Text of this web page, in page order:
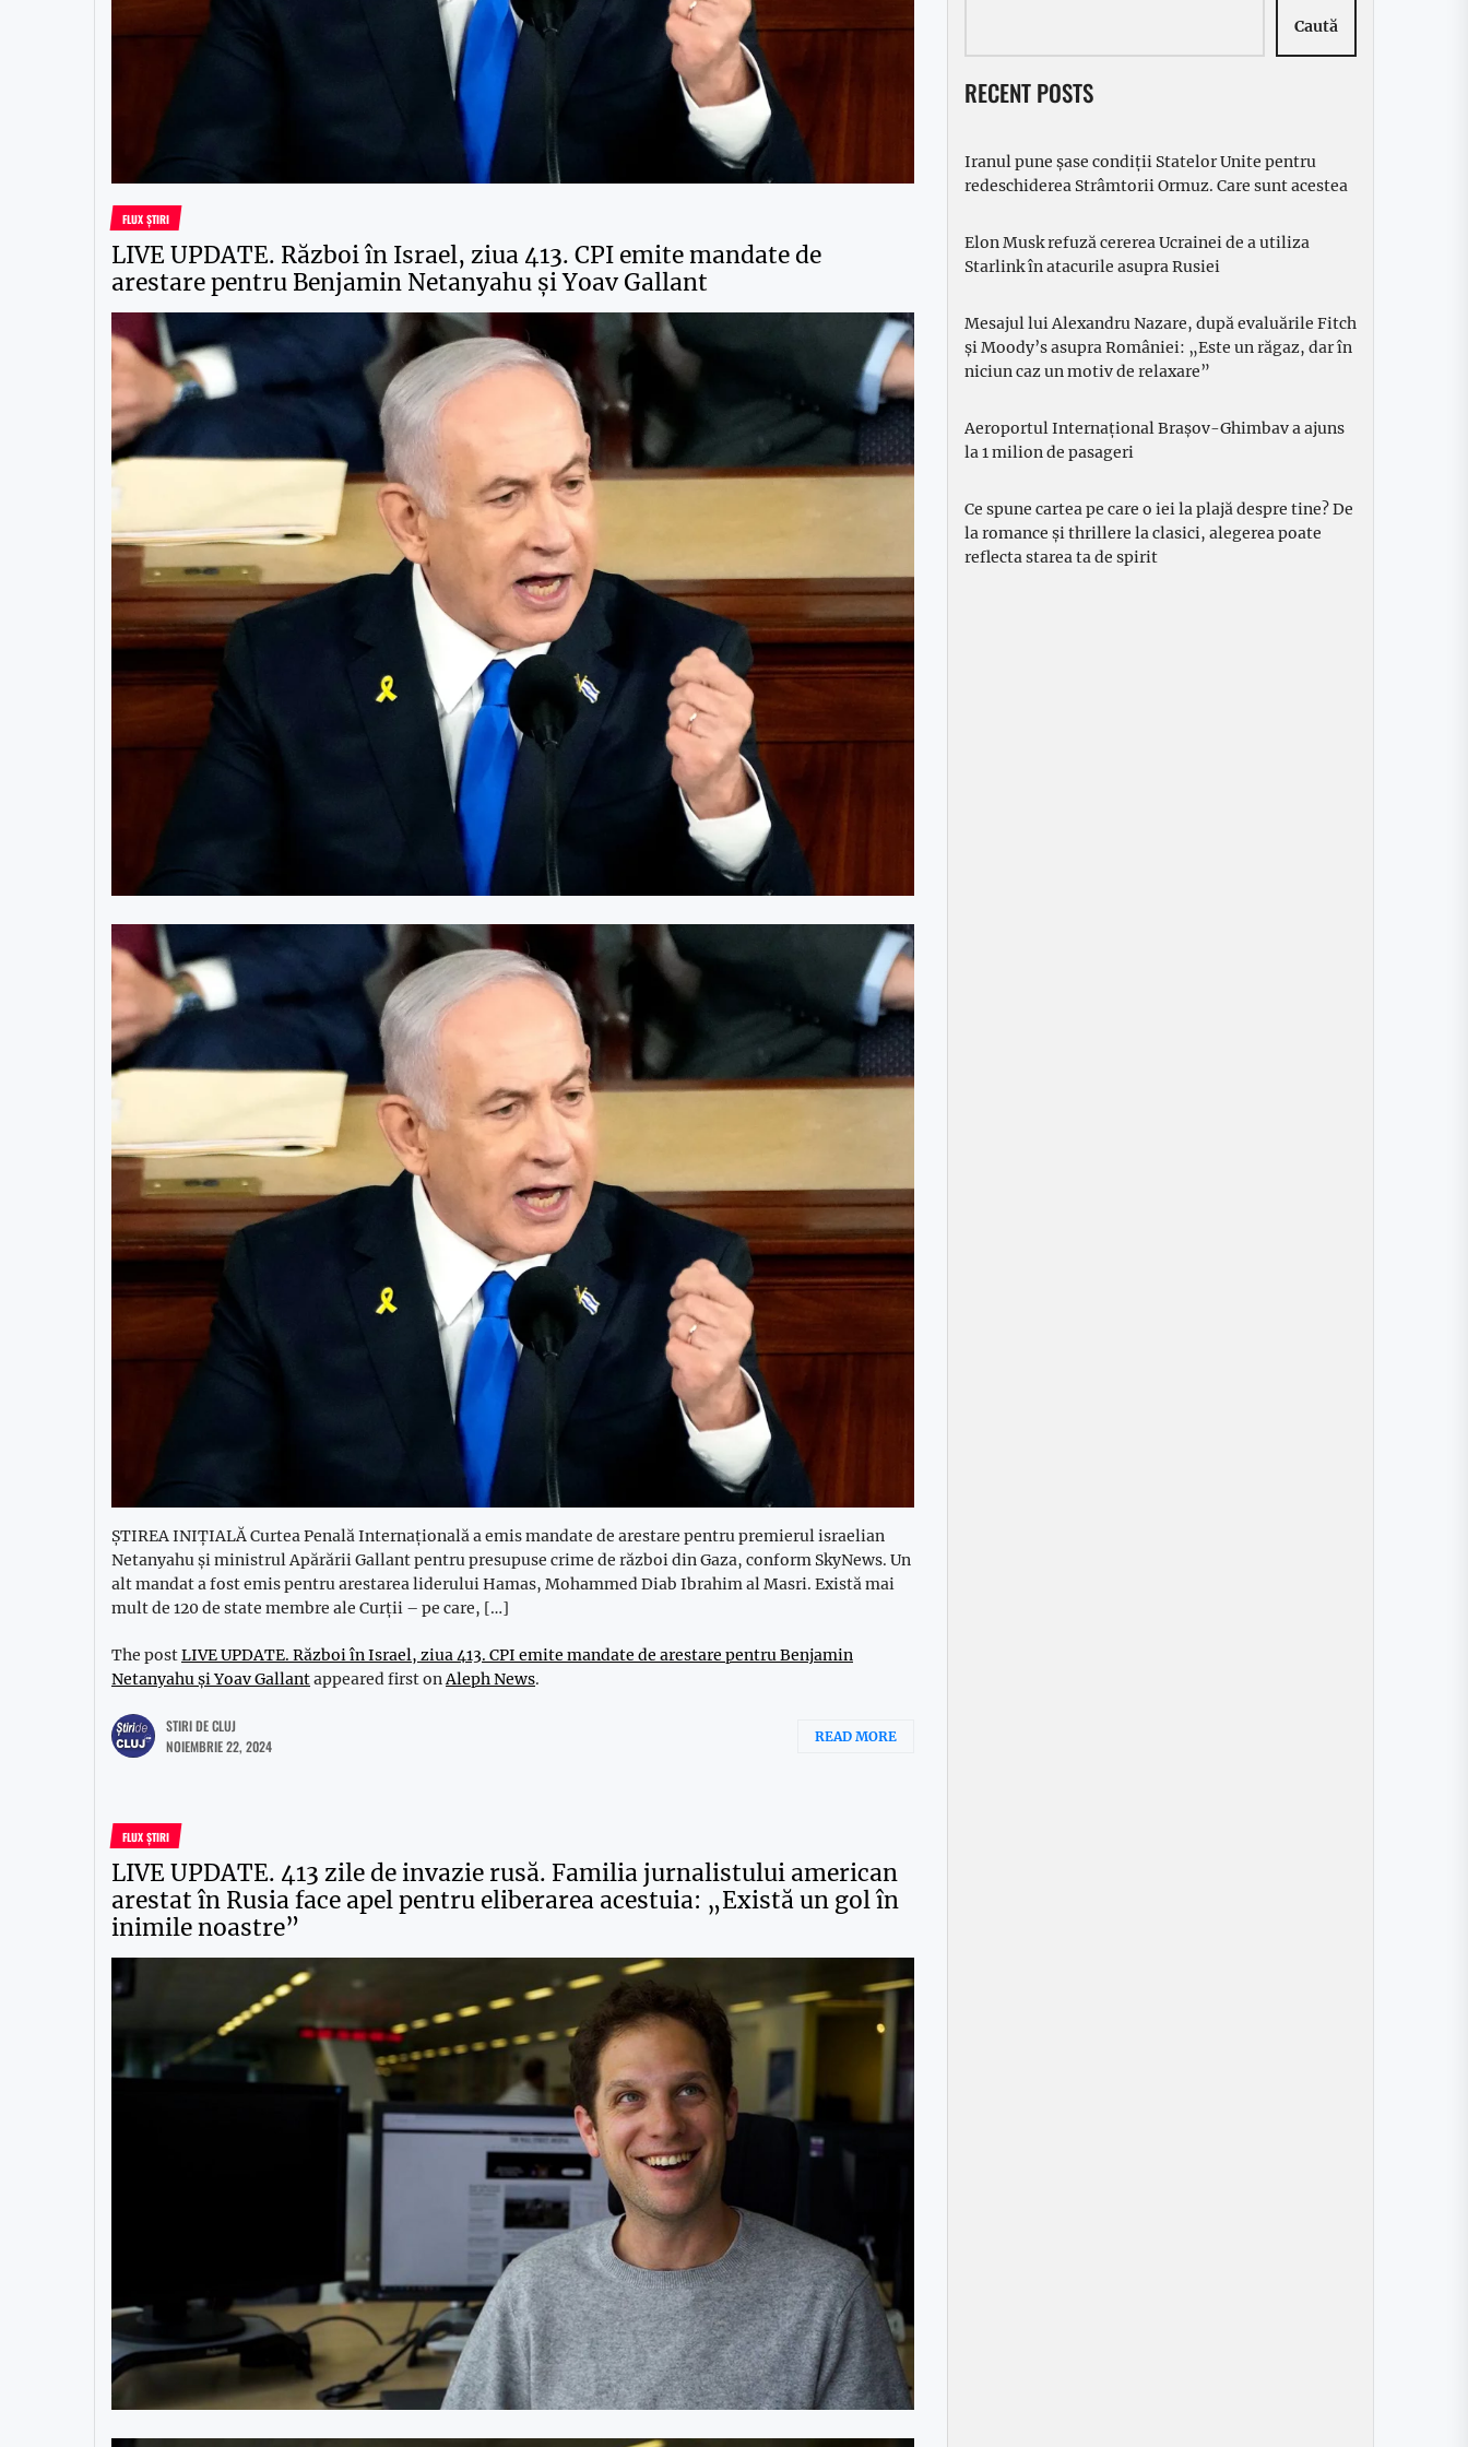
FLUX ȘTIRI
LIVE UPDATE. Război în Israel, ziua 413. CPI emite mandate de
arestare pentru Benjamin Netanyahu și Yoav Gallant
ȘTIREA INIȚIALĂ Curtea Penală Internațională a emis mandate de arestare pentru premierul israelian
Netanyahu și ministrul Apărării Gallant pentru presupuse crime de război din Gaza, conform SkyNews. Un
alt mandat a fost emis pentru arestarea liderului Hamas, Mohammed Diab Ibrahim al Masri. Există mai
mult de 120 de state membre ale Curții – pe care, […]
The postLIVE UPDATE. Război în Israel, ziua 413. CPI emite mandate de arestare pentru Benjamin
Netanyahu și Yoav Gallantappeared first onAleph News.
STIRI DE CLUJ
NOIEMBRIE 22, 2024
READ MORE
FLUX ȘTIRI
LIVE UPDATE. 413 zile de invazie rusă. Familia jurnalistului american
arestat în Rusia face apel pentru eliberarea acestuia: „Există un gol în
inimile noastre”
Caută
RECENT POSTS
Iranul pune șase condiții Statelor Unite pentru
redeschiderea Strâmtorii Ormuz. Care sunt acestea
Elon Musk refuză cererea Ucrainei de a utiliza
Starlink în atacurile asupra Rusiei
Mesajul lui Alexandru Nazare, după evaluările Fitch
și Moody’s asupra României: „Este un răgaz, dar în
niciun caz un motiv de relaxare”
Aeroportul Internațional Brașov-Ghimbav a ajuns
la 1 milion de pasageri
Ce spune cartea pe care o iei la plajă despre tine? De
la romance și thrillere la clasici, alegerea poate
reflecta starea ta de spirit